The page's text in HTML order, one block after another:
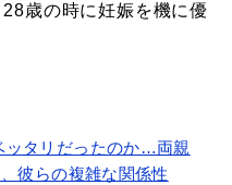
歳の時に妊娠を機に優
ッタリだったのか…両親
彼らの複雑な関係性